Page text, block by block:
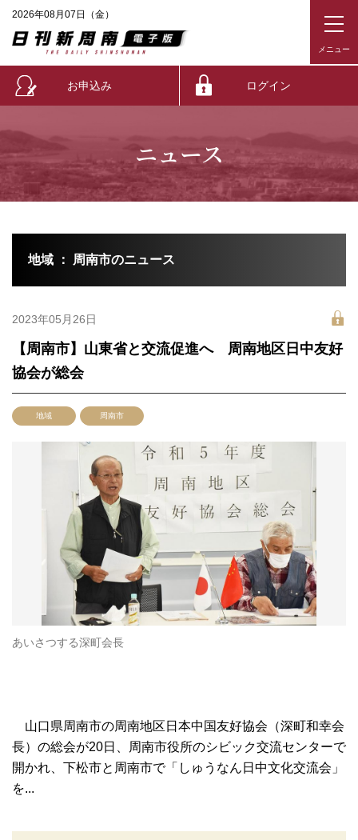
2026年08月07日（金）
お申込み ログイン
ニュース
地域 ： 周南市のニュース
2023年05月26日
【周南市】山東省と交流促進へ 周南地区日中友好
協会が総会
地域 周南市
あいさつする深町会長
山口県周南市の周南地区日本中国友好協会（深町和幸会
長）の総会が20日、周南市役所のシビック交流センターで
開かれ、下松市と周南市で「しゅうなん日中文化交流会」
を...